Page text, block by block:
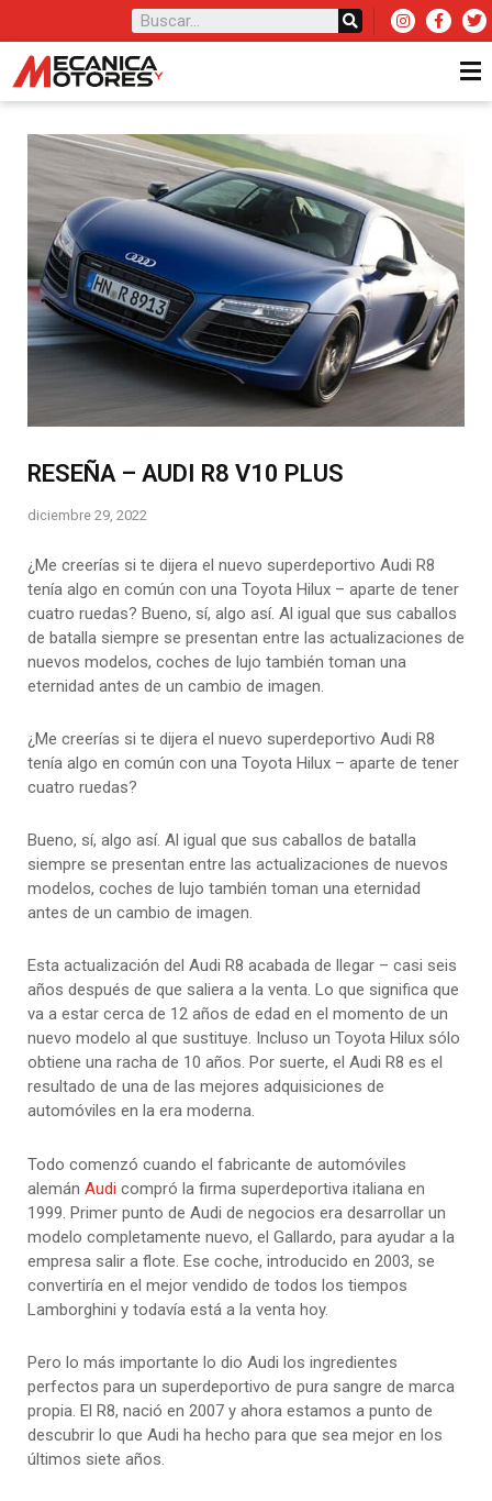
RESEÑA – AUDI R8 V10 PLUS
diciembre 29, 2022
¿Me creerías si te dijera el nuevo superdeportivo Audi R8
tenía algo en común con una Toyota Hilux – aparte de tener
cuatro ruedas? Bueno, sí, algo así. Al igual que sus caballos
de batalla siempre se presentan entre las actualizaciones de
nuevos modelos, coches de lujo también toman una
eternidad antes de un cambio de imagen.
¿Me creerías si te dijera el nuevo superdeportivo Audi R8
tenía algo en común con una Toyota Hilux – aparte de tener
cuatro ruedas?
Bueno, sí, algo así. Al igual que sus caballos de batalla
siempre se presentan entre las actualizaciones de nuevos
modelos, coches de lujo también toman una eternidad
antes de un cambio de imagen.
Esta actualización del Audi R8 acabada de llegar – casi seis
años después de que saliera a la venta. Lo que significa que
va a estar cerca de 12 años de edad en el momento de un
nuevo modelo al que sustituye. Incluso un Toyota Hilux sólo
obtiene una racha de 10 años. Por suerte, el Audi R8 es el
resultado de una de las mejores adquisiciones de
automóviles en la era moderna.
Todo comenzó cuando el fabricante de automóviles
alemán Audi compró la firma superdeportiva italiana en
1999. Primer punto de Audi de negocios era desarrollar un
modelo completamente nuevo, el Gallardo, para ayudar a la
empresa salir a flote. Ese coche, introducido en 2003, se
convertiría en el mejor vendido de todos los tiempos
Lamborghini y todavía está a la venta hoy.
Pero lo más importante lo dio Audi los ingredientes
perfectos para un superdeportivo de pura sangre de marca
propia. El R8, nació en 2007 y ahora estamos a punto de
descubrir lo que Audi ha hecho para que sea mejor en los
últimos siete años.